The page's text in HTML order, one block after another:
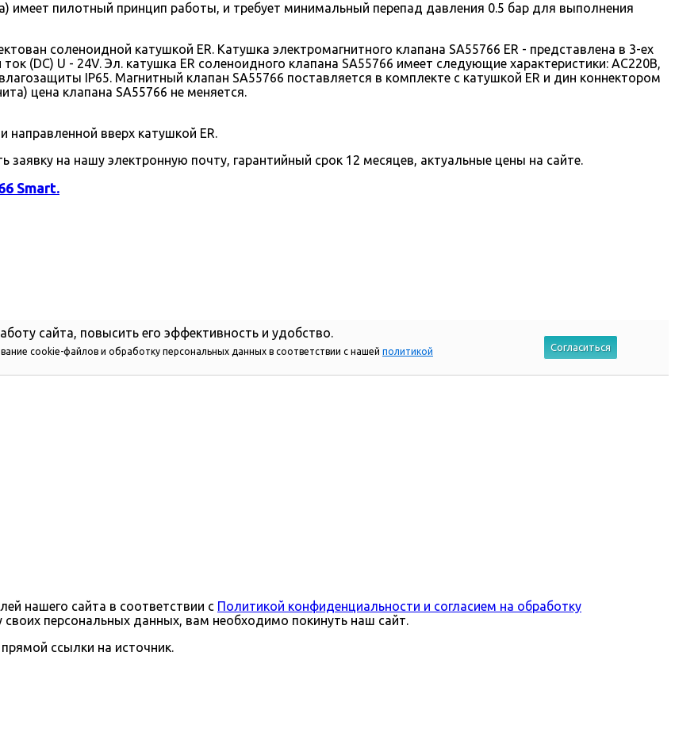
имеет пилотный принцип работы, и требует минимальный перепад давления 0.5 бар для выполнения
соленоидной катушкой ER. Катушка электромагнитного клапана SA55766 ER - представлена в 3-ех
(DC) U - 24V. Эл. катушка ER соленоидного клапана SA55766 имеет следующие характеристики: AC220В,
IP65. Магнитный клапан SA55766 поставляется в комплекте с катушкой ER и дин коннектором
цена клапана SA55766 не меняется.
вверх катушкой ER.
заявку на нашу электронную почту, гарантийный срок 12 месяцев, актуальные цены на сайте.
Smart.
сайта, повысить его эффективность и удобство.
cookie-файлов и обработку персональных данных в соответствии с нашей политикой
Согласиться
нашего сайта в соответствии с Политикой конфиденциальности и согласием на обработку
своих персональных данных, вам необходимо покинуть наш сайт.
ссылки на источник.